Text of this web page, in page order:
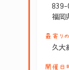
839-
福岡
最寄り
久大
開催日